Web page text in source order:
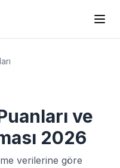
ve
2026
verilerine göre